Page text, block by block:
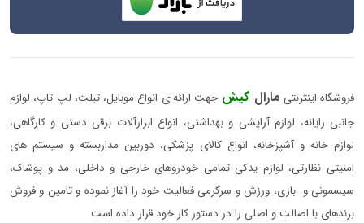
فروشگاه اینترنتی مارال کیش جهت ارائه ی انواع موبایل، تبلت، لپ تاپ، لوازم
جانبی رایانه، لوازم آرایشی و بهداشتی، انواع ابزارآلات برقی دستی و کارگاهی،
لوازم خانه و آشپزخانه، انواع کالای پزشکی، دوربین مداربسته و سیستم های
امنیتی نظارتی، لوازم یدکی تمامی خودروهای خارجی و داخلی، مد و پوشاک،
سیسمونی و بازی، ورزش و سرگرمی فعالیت خود را آغاز نموده و تامین و فروش
برندهای با اصالت و اصلی را در دستور کار خود قرار داده است